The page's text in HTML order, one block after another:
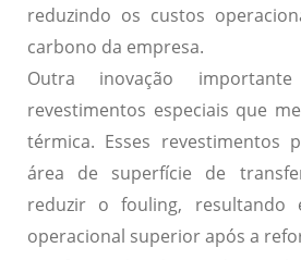
reduzindo os custos
carbono da empresa.
Outra inovação
revestimentos especiais que
térmica. Esses revestimentos
área de superfície de
reduzir o fouling, resultando
operacional superior após a